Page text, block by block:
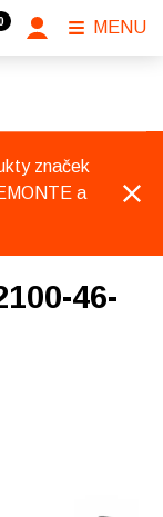
značek
a
46-
MENU